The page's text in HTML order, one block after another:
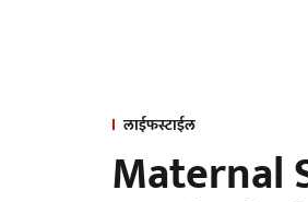
लाईफस्टाईल
Maternal